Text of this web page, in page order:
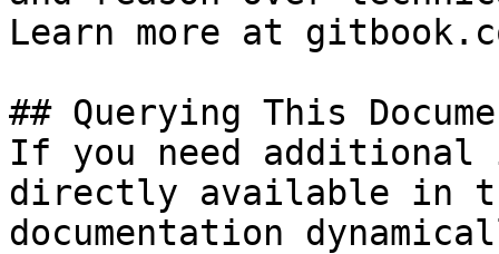
Learn more at
## Querying This
If you need
directly available in
documentation